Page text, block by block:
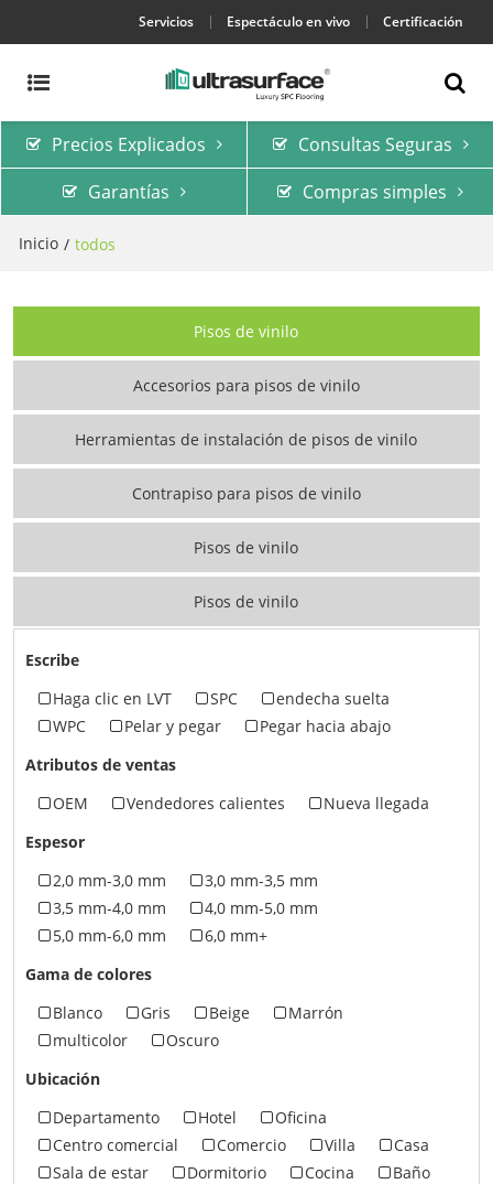
Servicios Espectáculo en vivo Certificación
Precios Explicados
Consultas Seguras
Garantías
Compras simples
Inicio / todos
Pisos de vinilo
Accesorios para pisos de vinilo
Herramientas de instalación de pisos de vinilo
Contrapiso para pisos de vinilo
Pisos de vinilo
Pisos de vinilo
Escribe
Haga clic en LVT
SPC
endecha suelta
WPC
Pelar y pegar
Pegar hacia abajo
Atributos de ventas
OEM
Vendedores calientes
Nueva llegada
Espesor
2,0 mm-3,0 mm
3,0 mm-3,5 mm
3,5 mm-4,0 mm
4,0 mm-5,0 mm
5,0 mm-6,0 mm
6,0 mm+
Gama de colores
Blanco
Gris Beige
Marrón
multicolor
Oscuro
Ubicación
Departamento
Hotel
Oficina
Centro comercial
Comercio Villa
Casa
Sala de estar
Dormitorio Cocina
Baño